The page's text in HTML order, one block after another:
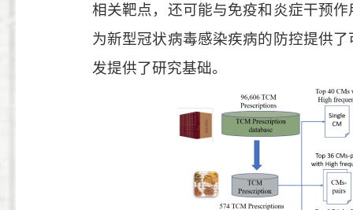
相关靶点 ，还可能与免疫和炎症干预作
为新型冠状病毒感染疾病的防控提供了
发提供了研究基础。